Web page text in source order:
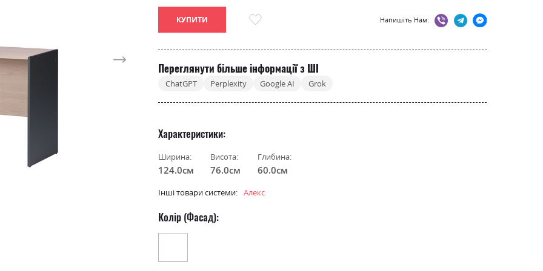
КУПИТИ Напишіть Нам:
Переглянути більше інформації з ШІ
ChatGPT Perplexity Google AI Grok
Характеристики
Ширина:
124.0см
Висота:
76.0см
Глибина:
60.0см
Інші товари системи: Алекс
Колір (Фасад):